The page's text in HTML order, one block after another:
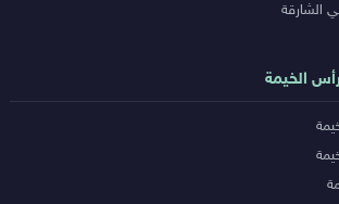
الشارقة
الخيمة